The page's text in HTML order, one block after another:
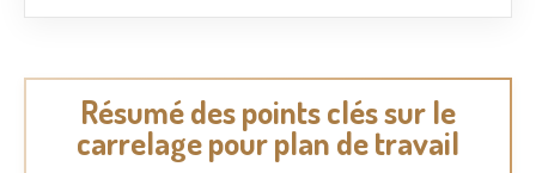
Résumé des points clés sur le
carrelage pour plan de travail